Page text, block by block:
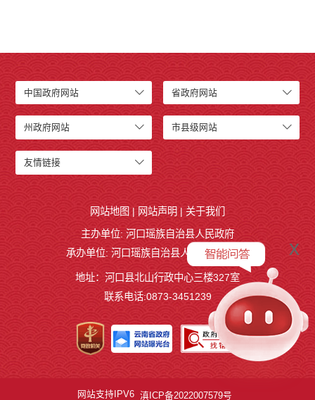
中国政府网站 省政府网站
州政府网站 市县级网站
友情链接
网站地图 | 网站声明 | 关于我们
主办单位: 河口瑶族自治县人民政府
承办单位: 河口瑶族自治县人民政府办公室
地址：河口县北山行政中心三楼327室
联系电话:0873-3451239
x
网站支持IPV6 滇ICP备2022007579号